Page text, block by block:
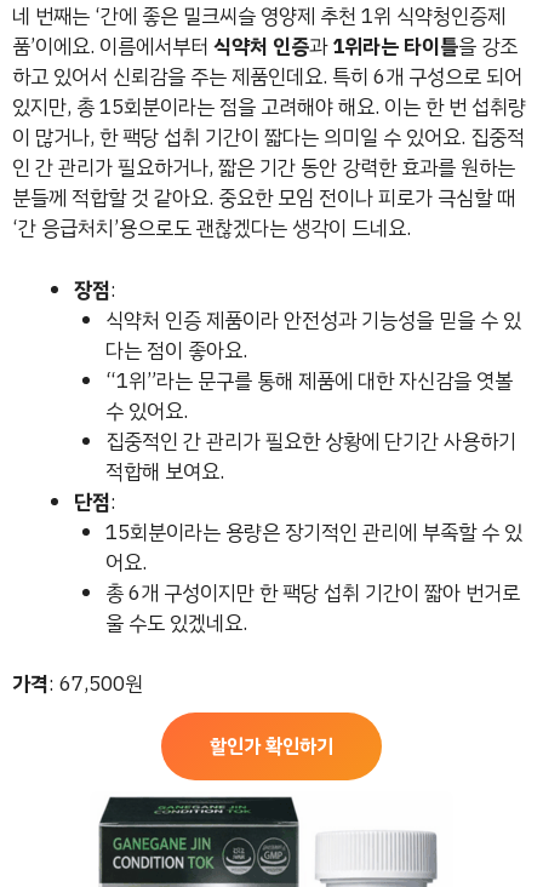
네 번째는 ‘간에 좋은 밀크씨슬 영양제 추천 1위 식약청인증제
품’이에요. 이름에서부터 식약처 인증과1위라는 타이틀을 강조
하고 있어서 신뢰감을 주는 제품인데요. 특히 6개 구성으로 되어
있지만, 총 15회분이라는 점을 고려해야 해요. 이는 한 번 섭취량
이 많거나, 한 팩당 섭취 기간이 짧다는 의미일 수 있어요. 집중적
인 간 관리가 필요하거나, 짧은 기간 동안 강력한 효과를 원하는
분들께 적합할 것 같아요. 중요한 모임 전이나 피로가 극심할 때
‘간 응급처치’용으로도 괜찮겠다는 생각이 드네요.
장점:
식약처 인증 제품이라 안전성과 기능성을 믿을 수 있
다는 점이 좋아요.
“1위”라는 문구를 통해 제품에 대한 자신감을 엿볼
수 있어요.
집중적인 간 관리가 필요한 상황에 단기간 사용하기
적합해 보여요.
단점:
15회분이라는 용량은 장기적인 관리에 부족할 수 있
어요.
총 6개 구성이지만 한 팩당 섭취 기간이 짧아 번거로
울 수도 있겠네요.
가격: 67,500원
할인가 확인하기